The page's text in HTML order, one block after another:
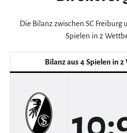
Die Bilanz zwischen SC Freiburg
Spielen in 2
Bilanz aus 4 Spielen in